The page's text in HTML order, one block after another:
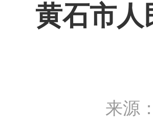
黄石市人
来源